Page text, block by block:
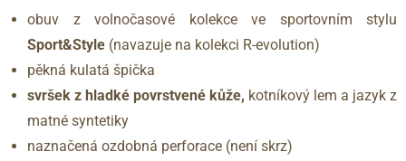
obuv z volnočasové kolekce ve sportovním stylu
Sport&Style (navazuje na kolekci R-evolution)
pěkná kulatá špička
svršek z hladké povrstvené kůže, kotníkový lem a jazyk z
matné syntetiky
naznačená ozdobná perforace (není skrz)